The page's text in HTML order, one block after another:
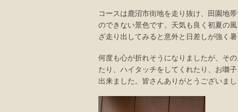
コースは鹿沼市街地を走り抜け、田園地
のできない景色です。天気も良く初夏の
ざ走り出してみると意外と日差しが強く
何度も心が折れそうになりましたが、そ
たり、ハイタッチをしてくれたり、お囃
出来ました。皆さんありがとうございま